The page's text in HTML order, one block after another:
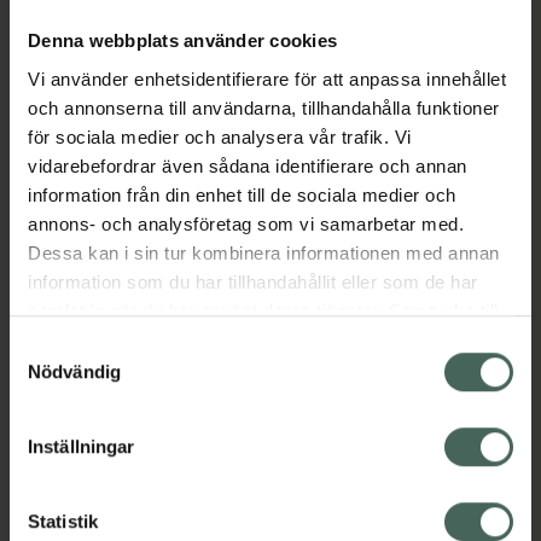
Denna webbplats använder cookies
Vi använder enhetsidentifierare för att anpassa innehållet
och annonserna till användarna, tillhandahålla funktioner
för sociala medier och analysera vår trafik. Vi
vidarebefordrar även sådana identifierare och annan
information från din enhet till de sociala medier och
annons- och analysföretag som vi samarbetar med.
Dessa kan i sin tur kombinera informationen med annan
information som du har tillhandahållit eller som de har
samlat in när du har använt deras tjänster. Samtycke till
återkalla ditt samtycke via webbplatsens
cookieinställningar. Ett återkallat samtycke påverkar inte
lagligheten av behandling som skett innan återkallelsen.
Nödvändig
Inställningar
Statistik
Niacinamid och N-Acetyl Glucosamine bidrar
till en jämnare hudton med klarhet och lyster,
medan 5 typer av hyaluronsyra, panthenol
och vitamin E ger djup återfuktning och skydd.
Ceramider, kolesterol och fettsyror stärker
hudbarriären, och vitamin B12 tillsammans
med allantoin lugnar känslig hud. Resultatet
är en hud som känns fastare, mer balanserad
och full av glow.
EAN:08809598457232
K-Beauty
Visa